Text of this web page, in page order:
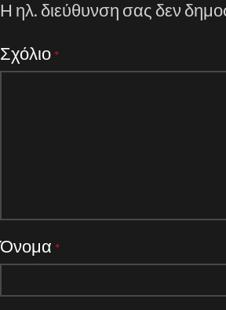
Η ηλ. διεύθυνση σας δεν
Σχόλιο *
Όνομα *